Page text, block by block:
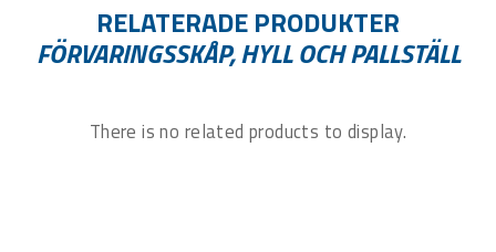
RELATERADE PRODUKTER
FÖRVARINGSSKÅP, HYLL OCH PALLSTÄLL
There is no related products to display.